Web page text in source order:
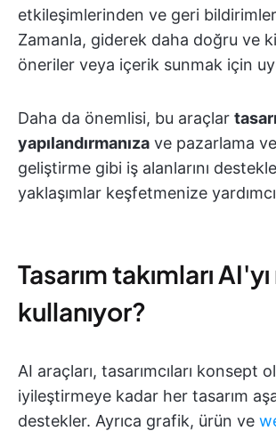
etkileşimlerinden ve geri
Zamanla, giderek daha doğru ve
öneriler veya içerik sunmak için
Daha da önemlisi, bu araçlar
yapılandırmanıza ve pazarlama
geliştirme gibi iş alanlarını
yaklaşımlar keşfetmenize
Tasarım takımları AI'yı
kullanıyor?
AI araçları, tasarımcıları konsept
iyileştirmeye kadar her tasarım
destekler. Ayrıca grafik, ürün ve